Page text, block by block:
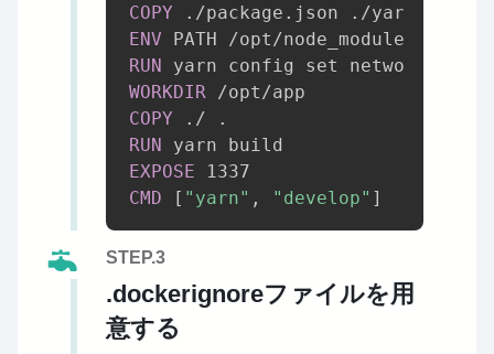
COPY ./package.json ./yarn.lock
ENV PATH /opt/node_modules/.bin:
RUN yarn config set network-
WORKDIR /opt/app
COPY ./ .
RUN yarn build
EXPOSE 1337
CMD [ "yarn" , "develop" ]
STEP.3
.dockerignoreファイルを用
意する